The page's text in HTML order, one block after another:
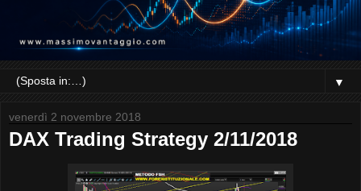
▼
venerdì 2 novembre 2018
DAX Trading Strategy 2/11/2018